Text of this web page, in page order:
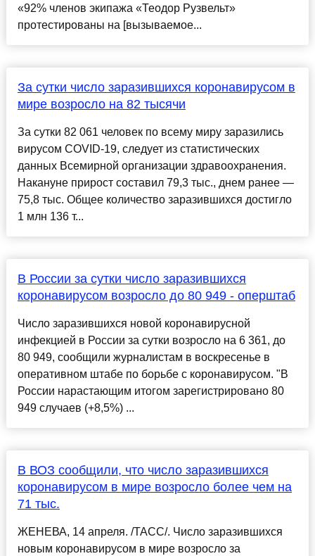
«92% членов экипажа «Теодор Рузвельт»
протестированы на [вызываемое...
За сутки число заразившихся коронавирусом в
мире возросло на 82 тысячи
За сутки 82 061 человек по всему миру заразились
вирусом COVID-19, следует из статистических
данных Всемирной организации здравоохранения.
Накануне прирост составил 79,3 тыс., днем ранее —
75,8 тыс. Общее количество заразившихся достигло
1 млн 136 т...
В России за сутки число заразившихся
коронавирусом возросло до 80 949 - оперштаб
Число заразившихся новой коронавирусной
инфекцией в России за сутки возросло на 6 361, до
80 949, сообщили журналистам в воскресенье в
оперативном штабе по борьбе с коронавирусом. "В
России нарастающим итогом зарегистрировано 80
949 случаев (+8,5%) ...
В ВОЗ сообщили, что число заразившихся
коронавирусом в мире возросло более чем на
71 тыс.
ЖЕНЕВА, 14 апреля. /ТАСС/. Число заразившихся
новым коронавирусом в мире возросло за